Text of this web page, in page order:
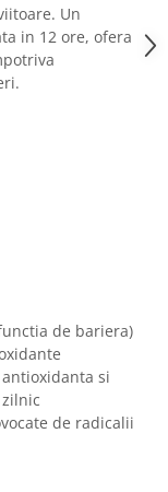
Un
in 12 ore, ofera
de bariera)
antioxidanta si
de radicalii